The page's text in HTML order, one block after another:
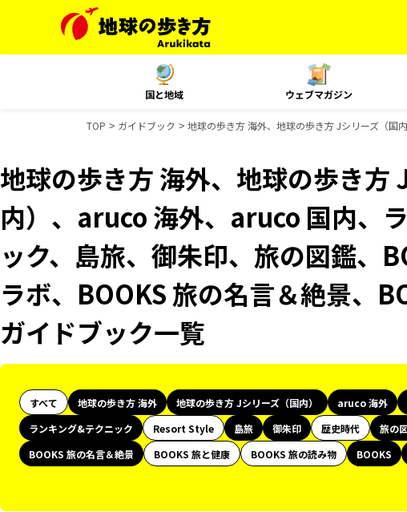
国と地域 ウェブマガジン
TOP ガイドブック 地球の歩き方 海外、地球の歩き方 Jシリーズ（国
地球の歩き方 海外、地球の歩き方
内）、aruco 海外、aruco 国内、
ック、島旅、御朱印、旅の図鑑、
ラボ、BOOKS 旅の名言＆絶景、
ガイドブック一覧
すべて 地球の歩き方 海外 地球の歩き方 Jシリーズ（国内） aruco 海外
ランキング&テクニック
Resort Style 島旅 御朱印 歴史時代 旅の
BOOKS 旅の名言＆絶景
BOOKS 旅と健康 BOOKS 旅の読み物 BOOKS